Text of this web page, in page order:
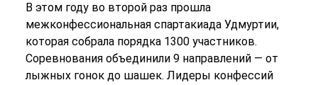
В этом году во второй раз прошла
межконфессиональная спартакиада Удмуртии,
которая собрала порядка 1300 участников.
Соревнования объединили 9 направлений — от
лыжных гонок до шашек. Лидеры конфессий